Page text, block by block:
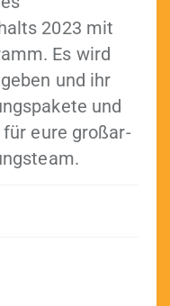
2023 mit
Es wird
und ihr
und
für eure großar­